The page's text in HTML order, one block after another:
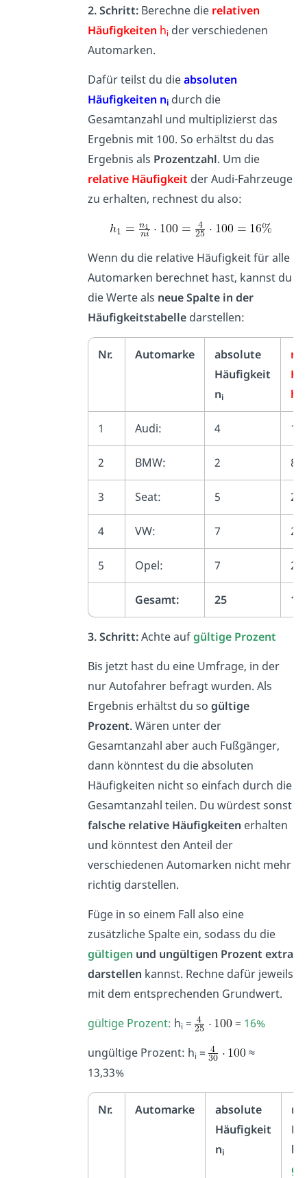
2. Schritt:Berechne die relativen
Häufigkeiten hi der verschiedenen
Automarken.
Dafür teilst du dieabsoluten
Häufigkeiten nidurch die
Gesamtanzahl und multiplizierst das
Ergebnis mit 100. So erhältst du das
Ergebnis als Prozentzahl. Um die
relative Häufigkeit der Audi-Fahrzeuge
zu erhalten, rechnest du also:
Wenn du die relative Häufigkeit für alle
Automarken berechnet hast, kannst du
die Werte als neue Spalte in der
Häufigkeitstabelledarstellen:
Nr. Automarke
absolute
Häufigkeit
ni
h
1 Audi: 4
2 BMW: 2 8%
3 Seat: 5
4 VW: 7
5 Opel: 7
Gesamt: 25
3. Schritt:Achte aufgültige Prozent
Bis jetzt hast du eine Umfrage, in der
nur Autofahrer befragt wurden. Als
Ergebnis erhältst du so gültige
Prozent. Wären unter der
Gesamtanzahl aber auch Fußgänger,
dann könntest du die absoluten
Häufigkeiten nicht so einfach durch die
Gesamtanzahl teilen. Du würdest sonst
falsche relative Häufigkeiten erhalten
und könntest den Anteil der
verschiedenen Automarken nicht mehr
richtig darstellen.
Füge in so einem Fall also eine
zusätzliche Spalte ein, sodass du die
gültigen und ungültigen Prozent extra
darstellen kannst. Rechne dafür jeweils
mit dem entsprechenden Grundwert.
gültige Prozent: hi = = 16%
ungültige Prozent: hi =
≈
13,33%
Nr. Automarke
absolute
Häufigkeit
ni
h